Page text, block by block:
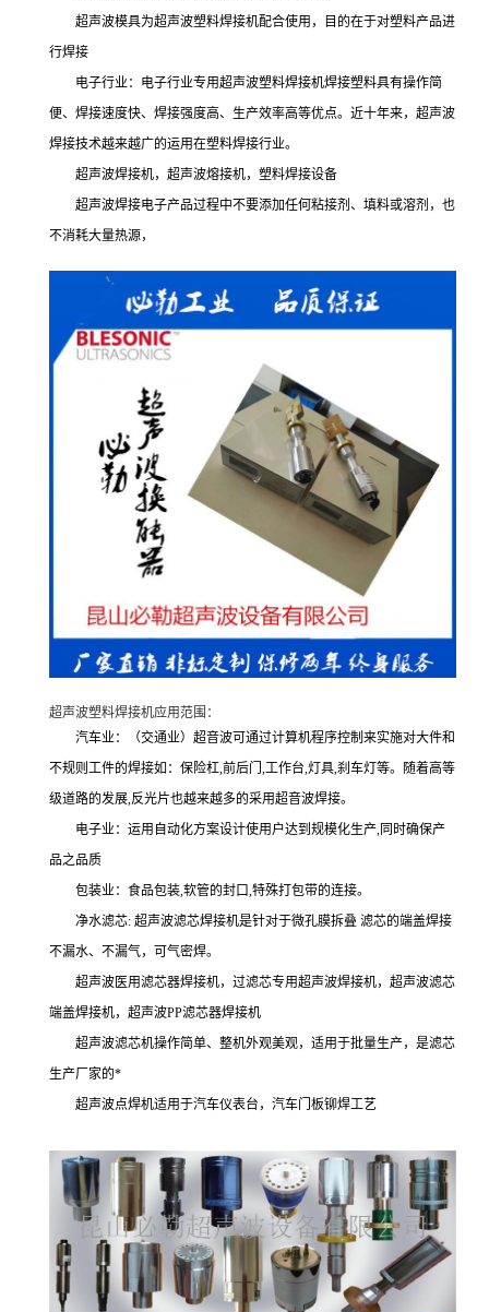
超声波模具为超声波塑料焊接机配合使用，目的在于对塑料产品进
行焊接
电子行业：电子行业专用超声波塑料焊接机焊接塑料具有操作简
便、焊接速度快、焊接强度高、生产效率高等优点。近十年来，超声波
焊接技术越来越广的运用在塑料焊接行业。
超声波焊接机，超声波熔接机，塑料焊接设备
超声波焊接电子产品过程中不要添加任何粘接剂、填料或溶剂，也
不消耗大量热源，
超声波塑料焊接机应用范围：
汽车业：（交通业）超音波可通过计算机程序控制来实施对大件和
不规则工件的焊接如：保险杠,前后门,工作台,灯具,刹车灯等。随着高等
级道路的发展,反光片也越来越多的采用超音波焊接。
电子业：运用自动化方案设计使用户达到规模化生产,同时确保产
品之品质
包装业：食品包装,软管的封口,特殊打包带的连接。
净水滤芯: 超声波滤芯焊接机是针对于微孔膜拆叠 滤芯的端盖焊接
不漏水、不漏气，可气密焊。
超声波医用滤芯器焊接机，过滤芯专用超声波焊接机，超声波滤芯
端盖焊接机，超声波PP滤芯器焊接机
超声波滤芯机操作简单、整机外观美观，适用于批量生产，是滤芯
生产厂家的*
超声波点焊机适用于汽车仪表台，汽车门板铆焊工艺